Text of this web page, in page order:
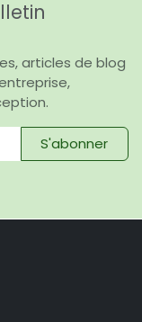
articles de blog
S'abonner